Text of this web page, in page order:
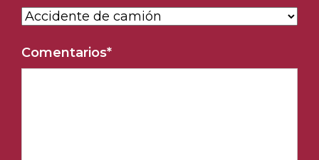
Comentarios*